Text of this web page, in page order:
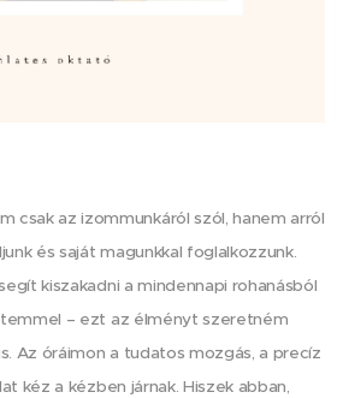
csak az izommunkáról szól, hanem arról
és saját magunkkal foglalkozzunk.
kiszakadni a mindennapi rohanásból
– ezt az élményt szeretném
Az óráimon a tudatos mozgás, a precíz
kéz a kézben járnak. Hiszek abban,